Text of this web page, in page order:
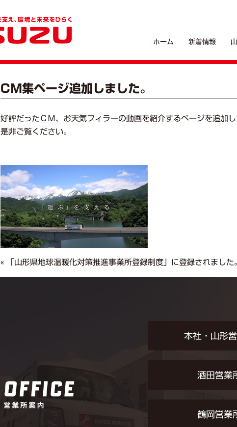
ホーム 新着情報
CM集ページ追加しました。
好評だったＣＭ、お天気フィラーの動画を紹介するページを追加し
是非ご覧ください。
« 「山形県地球温暖化対策推進事業所登録制度」に登録されました
本社・山形
酒田営業
鶴岡営業